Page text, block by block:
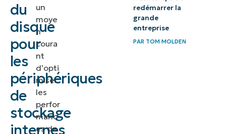
du
disque
pour
les
périphériques
de
stockage
internes
disque
pratiques
pour la
un
moye
n
coura
nt
d’opti
miser
les
perfor
manc
es de
redémarrer la
grande
entreprise
PAR TOM MOLDEN